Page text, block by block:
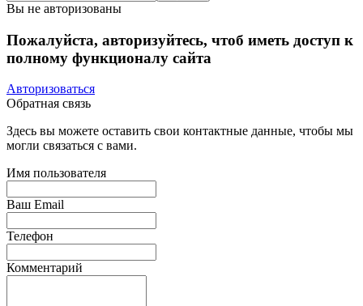
Вы не авторизованы
Пожалуйста, авторизуйтесь, чтоб иметь доступ к
полному функционалу сайта
Авторизоваться
Обратная связь
Здесь вы можете оставить свои контактные данные, чтобы мы
могли связаться с вами.
Имя пользователя
Ваш Email
Телефон
Комментарий